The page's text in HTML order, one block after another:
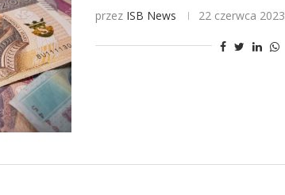
przez ISB News 22 czerwca 2023